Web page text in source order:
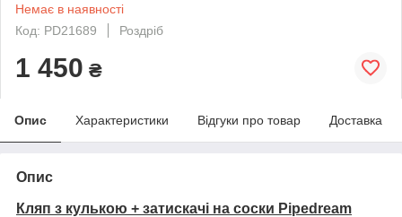
Немає в наявності
Код: PD21689
Роздріб
1 450 ₴
Опис Характеристики Відгуки про товар Доставка
Опис
Кляп з кулькою + затискачі на соски Pipedream